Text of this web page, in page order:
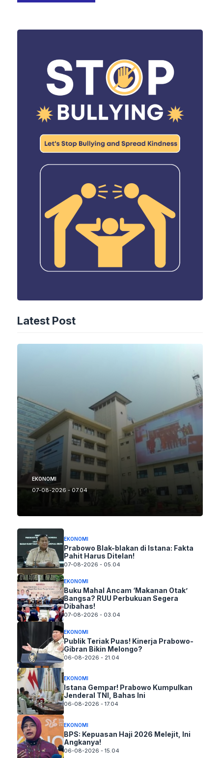
Latest Post
EKONOMI
07-08-2026 - 07.04
EKONOMI
Prabowo Blak-blakan di Istana: Fakta
Pahit Harus Ditelan!
07-08-2026 - 05.04
EKONOMI
Buku Mahal Ancam ‘Makanan Otak’
Bangsa? RUU Perbukuan Segera
Dibahas!
07-08-2026 - 03.04
EKONOMI
Publik Teriak Puas! Kinerja Prabowo-
Gibran Bikin Melongo?
06-08-2026 - 21.04
EKONOMI
Istana Gempar! Prabowo Kumpulkan
Jenderal TNI, Bahas Ini
06-08-2026 - 17.04
EKONOMI
BPS: Kepuasan Haji 2026 Melejit, Ini
Angkanya!
06-08-2026 - 15.04